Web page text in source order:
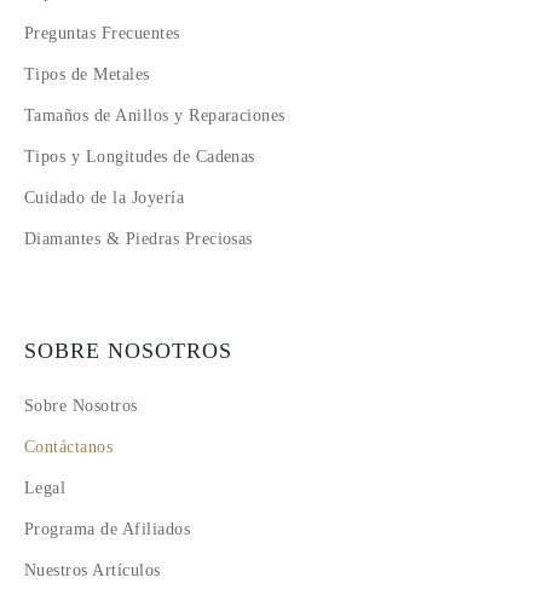
Preguntas Frecuentes
Tipos de Metales
Tamaños de Anillos y Reparaciones
Tipos y Longitudes de Cadenas
Cuidado de la Joyería
Diamantes & Piedras Preciosas
SOBRE NOSOTROS
Sobre Nosotros
Contáctanos
Legal
Programa de Afiliados
Nuestros Artículos